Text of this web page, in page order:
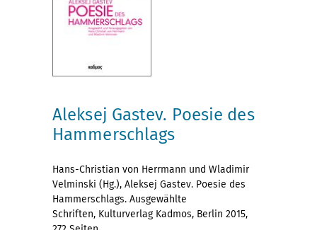
Aleksej Gastev. Poesie des
Hammerschlags
Hans-Christian von Herrmann und Wladimir
Velminski (Hg.), Aleksej Gastev. Poesie des
Hammerschlags. Ausgewählte
Schriften, Kulturverlag Kadmos, Berlin 2015,